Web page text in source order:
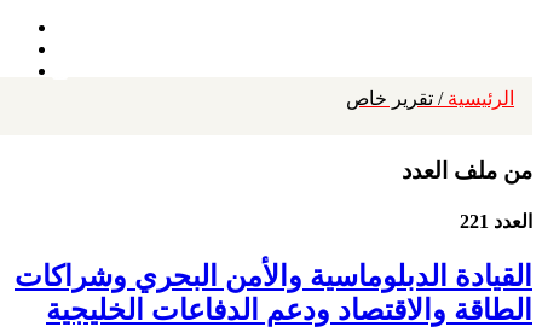
الرئيسية / تقرير خاص
من ملف العدد
العدد 221
القيادة الدبلوماسية والأمن البحري وشراكات
الطاقة والاقتصاد ودعم الدفاعات الخليجية